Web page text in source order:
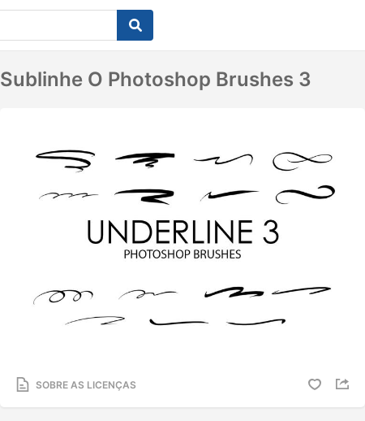
Sublinhe O Photoshop Brushes 3
SOBRE AS LICENÇAS